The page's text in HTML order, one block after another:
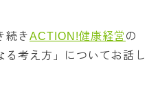
続きACTION!健康経営 の
る考え方」についてお話し